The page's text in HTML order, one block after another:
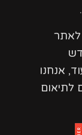
לאתר
אנחנו
לתיאום